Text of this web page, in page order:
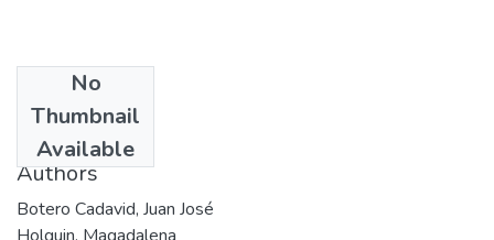
No
Thumbnail
Available
1990
Authors
Botero Cadavid, Juan José